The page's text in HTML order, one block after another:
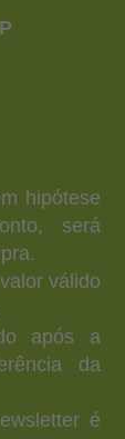
hipótese
será
válido
após a
da
é